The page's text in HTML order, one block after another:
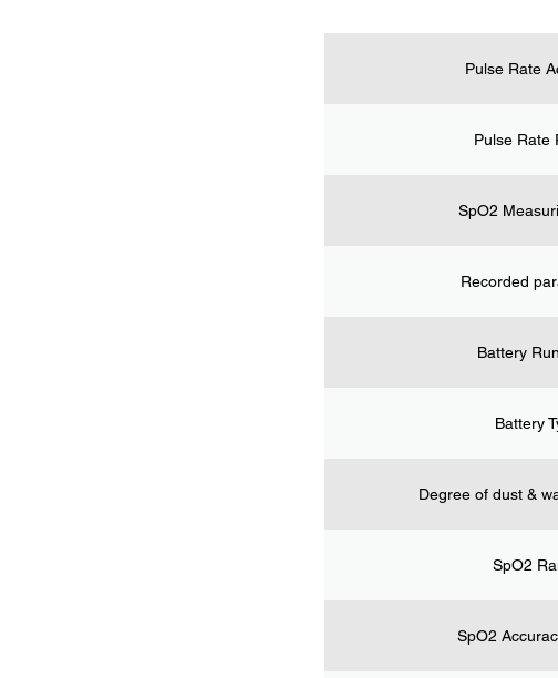
Pulse Rate
Pulse Rate
SpO2
Recorded
Battery
Battery
Degree of dust &
SpO2
SpO2